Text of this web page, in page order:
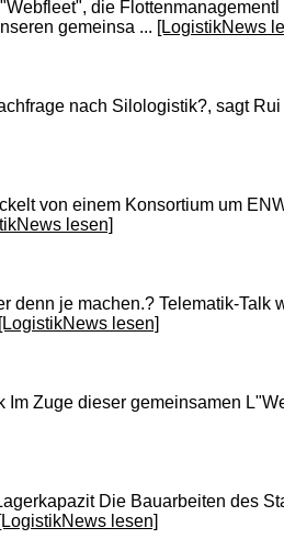
die
gemeinsa ... [LogistikNews
nach Silologistik?, sagt
von einem Konsortium um
lesen]
je machen.? Telematik-Talk
[LogistikNews lesen]
Zuge dieser gemeinsamen
Die Bauarbeiten des
[LogistikNews lesen]